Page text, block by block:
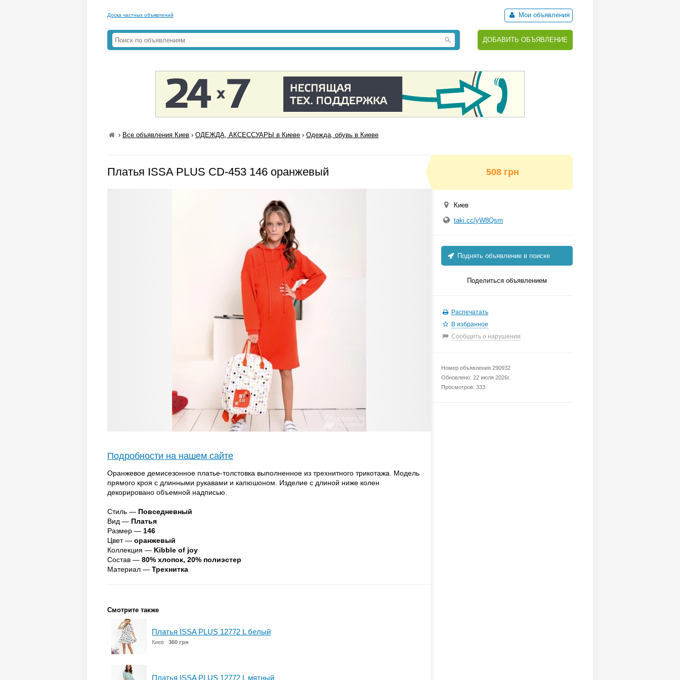
Доска частных объявлений Мои объявления
ДОБАВИТЬ ОБЪЯВЛЕНИЕ
› Все объявления Киев ›ОДЕЖДА, АКСЕССУАРЫ в Киеве ›Одежда, обувь в Киеве
Платья ISSA PLUS CD-453 146 оранжевый
Подробности на нашем сайте
Оранжевое демисезонное платье-толстовка выполненное из трехнитного трикотажа. Модель
прямого кроя с длинными рукавами и капюшоном. Изделие с длиной ниже колен
декорировано объемной надписью.
Стиль — Повседневный
Вид — Платья
Размер — 146
Цвет — оранжевый
Коллекция — Kibble of joy
Состав — 80% хлопок, 20% полиэстер
Материал — Трехнитка
Смотрите также
Платья ISSA PLUS 12772 L белый
Киев 360 грн
Платья ISSA PLUS 12772 L мятный
508 грн
Киев
taki.cc/yW8Qsm
Поднять объявление в поиске
Поделиться объявлением
Распечатать
В избранное
Сообщить о нарушении
Номер объявления 290932
Обновлено: 22 июля 2026г.
Просмотров: 333